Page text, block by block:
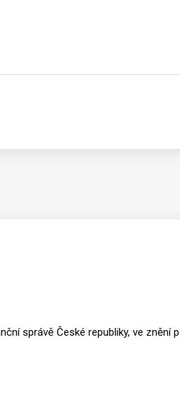
správě České republiky, ve znění